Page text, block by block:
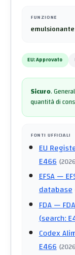
FUNZIONE
emulsionante
EU:Approvato
Sicuro.
quantità di
FONTI UFFICIALI
EU
E466 (
EFSA—
database
FDA—
(search:
Codex
E466 (